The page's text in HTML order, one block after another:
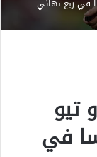
في ربع نهائي
تيو
في